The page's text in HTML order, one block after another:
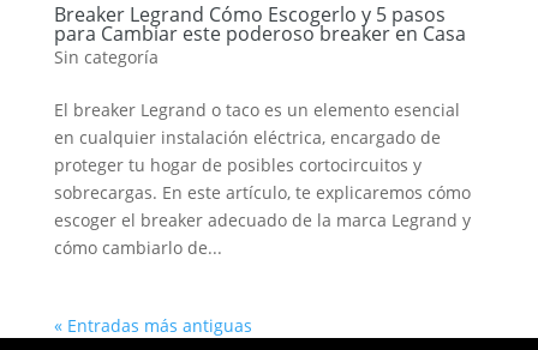
Breaker Legrand Cómo Escogerlo y 5 pasos
para Cambiar este poderoso breaker en Casa
Sin categoría
El breaker Legrand o taco es un elemento esencial
en cualquier instalación eléctrica, encargado de
proteger tu hogar de posibles cortocircuitos y
sobrecargas. En este artículo, te explicaremos cómo
escoger el breaker adecuado de la marca Legrand y
cómo cambiarlo de...
« Entradas más antiguas